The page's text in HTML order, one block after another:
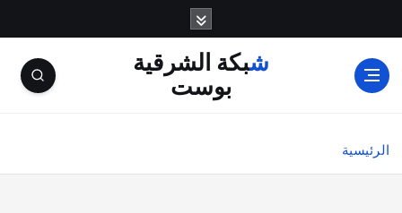
ل
شبكة الشرقية
بوست
الرئيسية